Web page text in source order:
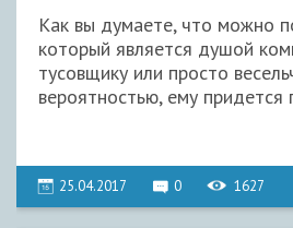
Как вы думаете, что можно
который является душой
тусовщику или просто
вероятностью, ему придется
25.04.2017 0 1627